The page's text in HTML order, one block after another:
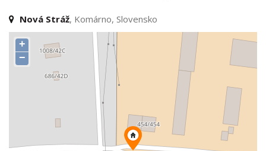
Nová Stráž, Komárno, Slovensko
+
−